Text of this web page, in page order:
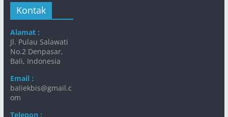
Kontak
Alamat :
Jl. Pulau Salawati
No.2 Denpasar,
Bali, Indonesia
Email :
baliekbis@gmail.c
om
Telepon :